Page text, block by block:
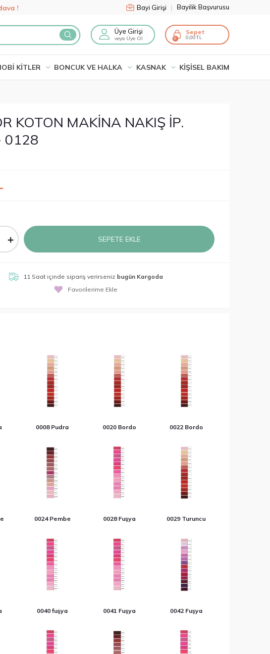
! Bayi Girişi | Bayilik Başvurusu
Üye Girişi
veya Üye Ol 0
Sepet
0,00
KİTLER BONCUK VE HALKA KASNAK KİŞİSEL BAKIM
KOTON MAKİNA NAKIŞ İP.
0128
SEPETE EKLE
11 Saatiçinde sipariş verirseniz bugün Kargoda
Favorilerime Ekle
0008 Pudra 0020 Bordo 0022 Bordo
0024 Pembe 0028 Fuşya 0029 Turuncu
0040 fuşya 0041 Fuşya 0042 Fuşya